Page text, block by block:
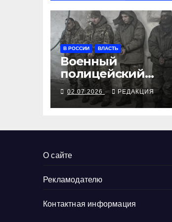
В РОССИИ ВЛАСТЬ
Военный
полицейский
спасал
дезертиров —
получил 10 лет
02.07.2026 РЕДАКЦИЯ
О сайте
Рекламодателю
Контактная информация